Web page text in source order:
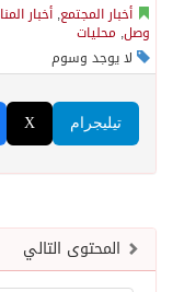
أخبار المجتمع, أخبار
وصل, محليات
لا يوجد وسوم
X تيليجرام
المحتوى التالي